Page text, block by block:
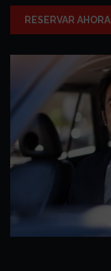
RESERVAR AHORA